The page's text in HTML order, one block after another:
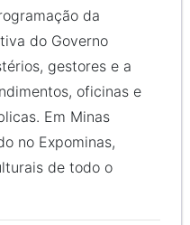
da
do Governo
gestores e a
oficinas e
Em Minas
no Expominas,
de todo o